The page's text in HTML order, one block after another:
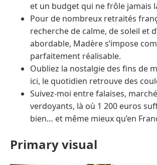
et un budget qui ne frôle jamais
Pour de nombreux retraités
recherche de calme, de soleil et
abordable, Madère s’impose
parfaitement réalisable.
Oubliez la nostalgie des fins de
ici, le quotidien retrouve des
Suivez-moi entre falaises,
verdoyants, là où 1 200 euros
bien… et même mieux qu’en
Primary visual